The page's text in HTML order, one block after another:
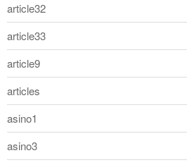
article32
article33
article9
articles
asino1
asino3